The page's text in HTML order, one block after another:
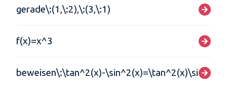
gerade\:(1,\:2),\:(3,\:1)
f(x)=x^3
beweisen\:\tan^2(x)-\sin^2(x)=\tan^2(x)\sin^2(x)